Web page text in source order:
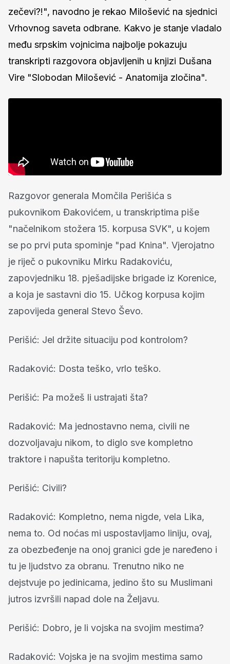
zečevi?!", navodno je rekao Milošević na sjednici
Vrhovnog saveta odbrane. Kakvo je stanje vladalo
među srpskim vojnicima najbolje pokazuju
transkripti razgovora objavljenih u knjizi Dušana
Vire "Slobodan Milošević - Anatomija zločina".
Razgovor generala Momčila Perišića s
pukovnikom Đakovićem, u transkriptima piše
"načelnikom stožera 15. korpusa SVK", u kojem
se po prvi puta spominje "pad Knina". Vjerojatno
je riječ o pukovniku Mirku Radakoviću,
zapovjedniku 18. pješadijske brigade iz Korenice,
a koja je sastavni dio 15. Učkog korpusa kojim
zapovijeda general Stevo Ševo.
Perišić: Jel držite situaciju pod kontrolom?
Radaković: Dosta teško, vrlo teško.
Perišić: Pa možeš li ustrajati šta?
Radaković: Ma jednostavno nema, civili ne
dozvoljavaju nikom, to diglo sve kompletno
traktore i napušta teritoriju kompletno.
Perišić: Civili?
Radaković: Kompletno, nema nigde, vela Lika,
nema to. Od noćas mi uspostavljamo liniju, ovaj,
za obezbeđenje na onoj granici gde je naređeno i
tu je ljudstvo za obranu. Trenutno niko ne
dejstvuje po jedinicama, jedino što su Muslimani
jutros izvršili napad dole na Željavu.
Perišić: Dobro, je li vojska na svojim mestima?
Radaković: Vojska je na svojim mestima samo